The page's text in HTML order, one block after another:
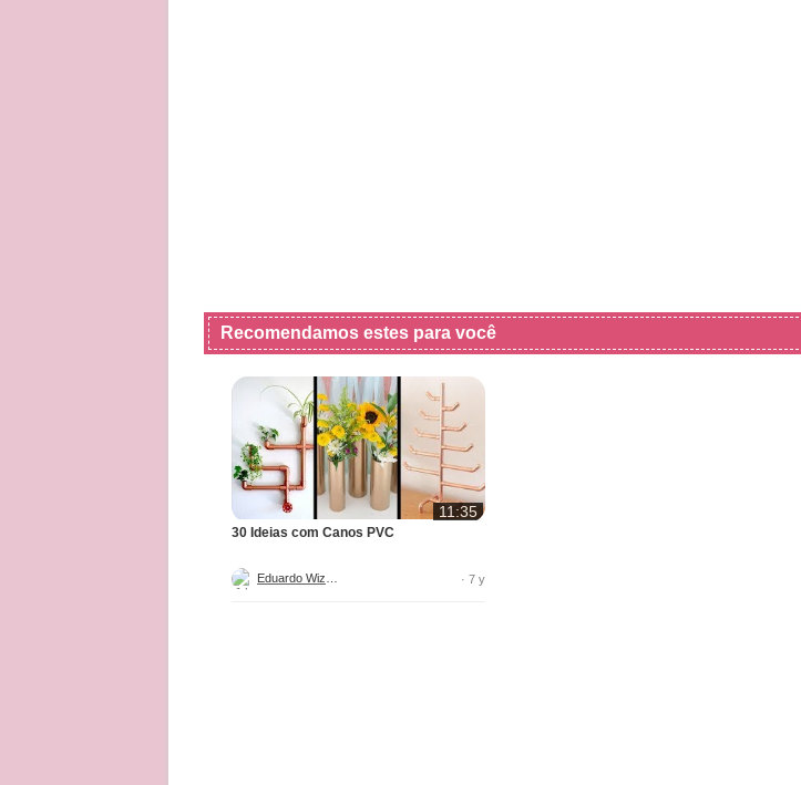
Recomendamos estes para você
11:35
30 Ideias com Canos PVC
· 7 y